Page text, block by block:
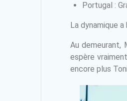
Portugal :
La dynamique
Au demeurant,
espère
encore plus